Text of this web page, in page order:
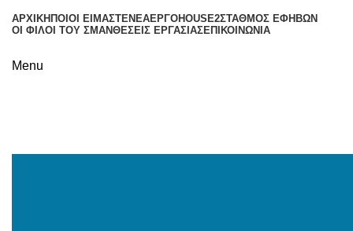
ΑΡΧΙΚΉ ΠΟΙΟΙ ΕΊΜΑΣΤΕΝΈΑΈΡΓΟHOUSE2ΣΤΑΘΜΌΣ ΕΦΉΒΩΝ
ΟΙ ΦΊΛΟΙ ΤΟΥ ΣΜΑΝΘΈΣΕΙΣ ΕΡΓΑΣΊΑΣΕΠΙΚΟΙΝΩΝΊΑ
Menu